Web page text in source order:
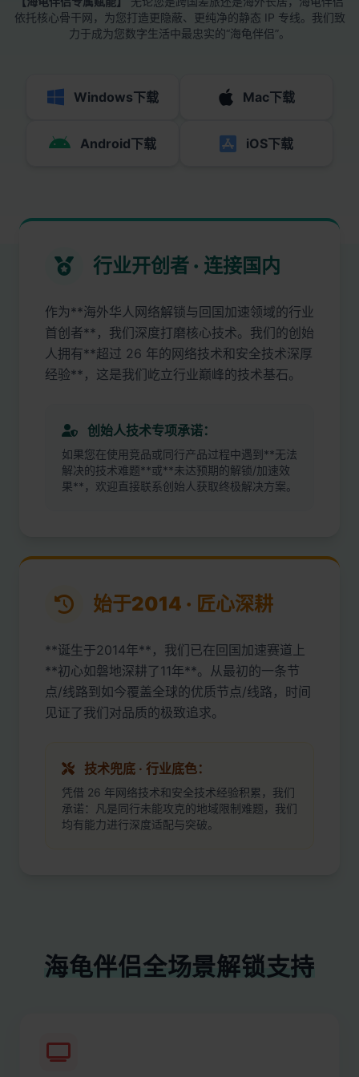
依托核心骨干网，为您打造更隐蔽、更纯净的静态 IP 专线。我们致
力于成为您数字生活中最忠实的“海龟伴侣”。
Windows下载 Mac下载
Android下载 iOS下载
行业开创者 · 连接国内
作为**海外华人网络解锁与回国加速领域的行业
首创者**，我们深度打磨核心技术。我们的创始
人拥有**超过 26 年的网络技术和安全技术深厚
经验**，这是我们屹立行业巅峰的技术基石。
创始人技术专项承诺：
如果您在使用竞品或同行产品过程中遇到**无法
解决的技术难题**或**未达预期的解锁/加速效
果**，欢迎直接联系创始人获取终极解决方案。
始于2014 · 匠心深耕
**诞生于2014年**，我们已在回国加速赛道上
**初心如磐地深耕了11年**。从最初的一条节
点/线路到如今覆盖全球的优质节点/线路，时间
见证了我们对品质的极致追求。
技术兜底 · 行业底色：
凭借 26 年网络技术和安全技术经验积累，我们
承诺：凡是同行未能攻克的地域限制难题，我们
均有能力进行深度适配与突破。
海龟伴侣全场景解锁支持